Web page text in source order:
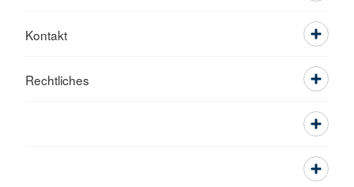
Kontakt
Rechtliches